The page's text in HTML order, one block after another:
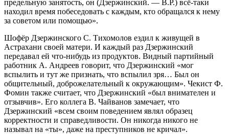
предельную занятость, он (Дзержинский. — В.Р.) всё-таки
находил время побеседовать с каждым, кто обращался к нему
за советом или помощью».
Шофёр Дзержинского С. Тихомолов ездил к живущей в
Астрахани своей матери. И каждый раз Дзержинский
передавал ей что-нибудь из продуктов. Видный партийный
работник А. Андреев говорит, что Дзержинский «мог
вспылить и тут же признать, что вспылил зря… Был он
общительный, доброжелательный к окружающим». Чекист Ф.
Фомин также считает, что Дзержинский «был внимателен и
отзывчив». Его коллега В. Чайванов замечает, что
Дзержинский «всем своим поведением являл образец
корректности и справедливости. Он никогда никого не
называл на «ты», даже на преступников не кричал».